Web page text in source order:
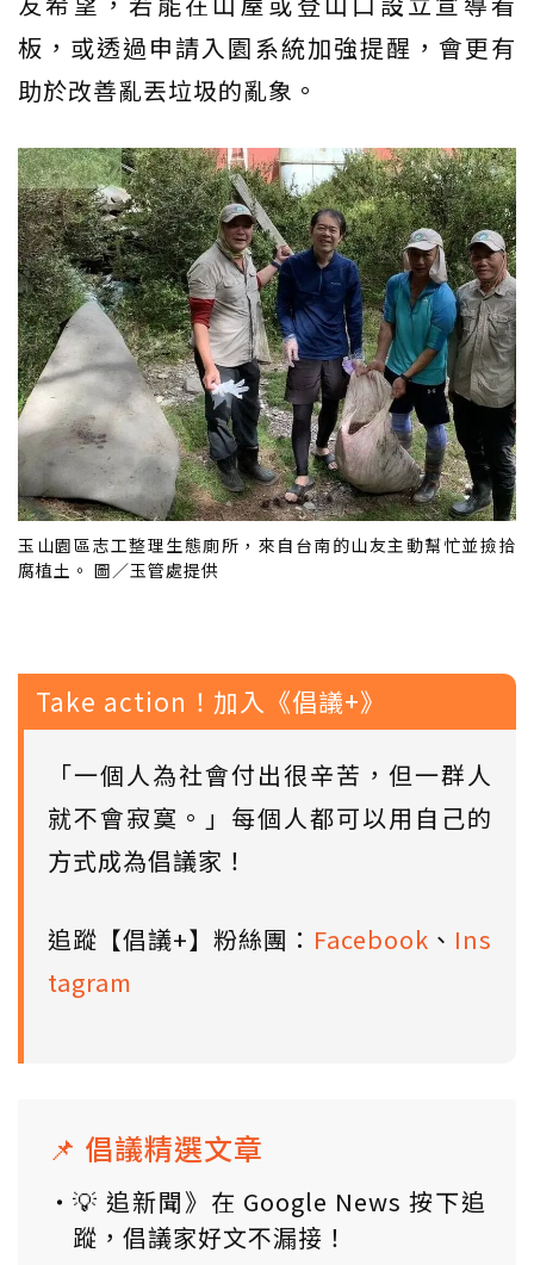
板，或透過申請入園系統加強提醒，會更有
助於改善亂丟垃圾的亂象。
玉山園區志工整理生態廁所，來自台南的山友主動幫忙並撿拾
腐植土。 圖／玉管處提供
Take action！加入《倡議+》
「一個人為社會付出很辛苦，但一群人
就不會寂寞。」每個人都可以用自己的
方式成為倡議家！
追蹤【倡議+】粉絲團： Facebook 、 Ins
tagram
📌 倡議精選文章
💡 追新聞》在 Google News 按下追
蹤，倡議家好文不漏接！